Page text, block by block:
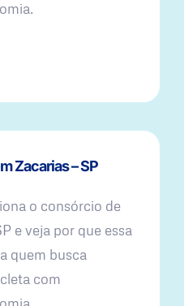
Zacarias – SP
o consórcio de
e veja por que essa
quem busca
com